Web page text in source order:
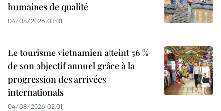
humaines de qualité
04/08/2026 03:01
Le tourisme vietnamien atteint 56 %
de son objectif annuel grâce à la
progression des arrivées
internationals
04/08/2026 02:01